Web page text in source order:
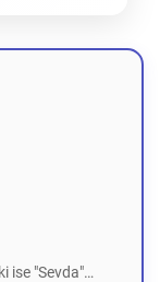
ise "Sevda"…